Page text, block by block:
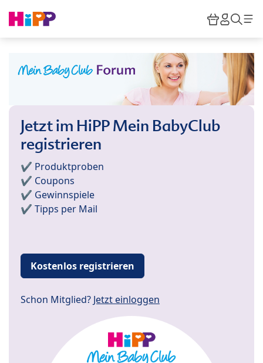
HiPP
Jetzt im HiPP Mein BabyClub
registrieren
✔️ Produktproben
✔️ Coupons
✔️ Gewinnspiele
✔️ Tipps per Mail
Kostenlos registrieren
Schon Mitglied? Jetzt einloggen